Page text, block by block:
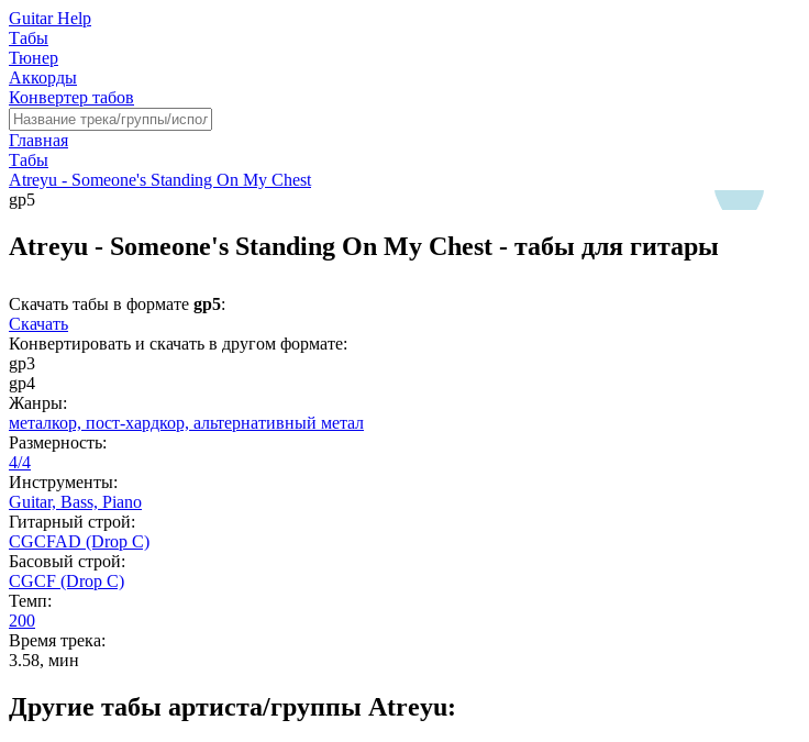
Guitar Help
Табы
Тюнер
Аккорды
Конвертер табов
Главная
Табы
Atreyu - Someone's Standing On My Chest
gp5
Atreyu - Someone's Standing On My Chest - табы для гитары
Скачать табы в формате gp5:
Скачать
Конвертировать и скачать в другом формате:
gp3
gp4
Жанры:
металкор, пост-хардкор, альтернативный метал
Размерность:
4/4
Инструменты:
Guitar, Bass, Piano
Гитарный строй:
CGCFAD (Drop C)
Басовый строй:
CGCF (Drop C)
Темп:
200
Время трека:
3.58, мин
Другие табы артиста/группы Atreyu: